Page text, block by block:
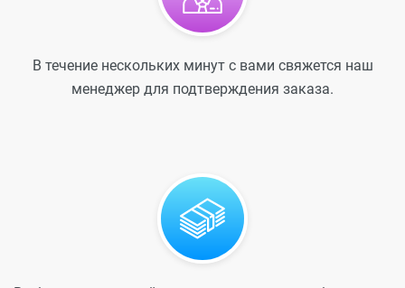
В течение нескольких минут с вами свяжется наш
менеджер для подтверждения заказа.